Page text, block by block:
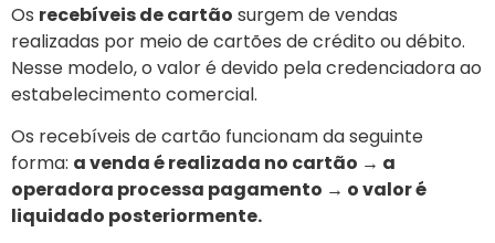
Os recebíveis de cartão surgem de vendas
realizadas por meio de cartões de crédito ou débito.
Nesse modelo, o valor é devido pela credenciadora ao
estabelecimento comercial.
Os recebíveis de cartão funcionam da seguinte
forma: a venda é realizada no cartão → a
operadora processa pagamento → o valor é
liquidado posteriormente.